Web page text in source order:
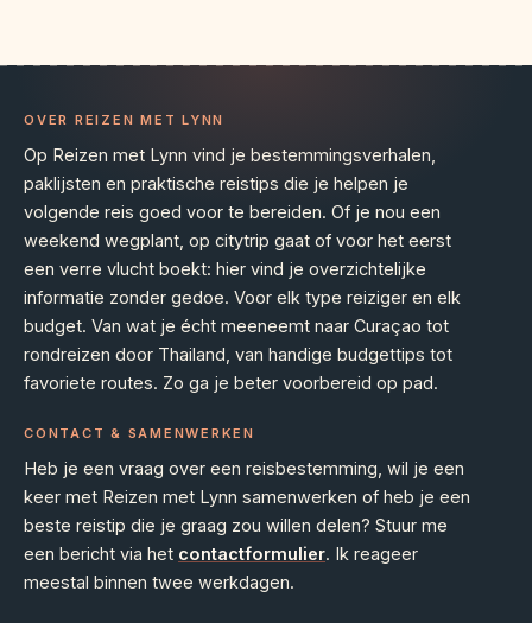
OVER REIZEN MET LYNN
Op Reizen met Lynn vind je bestemmingsverhalen,
paklijsten en praktische reistips die je helpen je
volgende reis goed voor te bereiden. Of je nou een
weekend wegplant, op citytrip gaat of voor het eerst
een verre vlucht boekt: hier vind je overzichtelijke
informatie zonder gedoe. Voor elk type reiziger en elk
budget. Van wat je écht meeneemt naar Curaçao tot
rondreizen door Thailand, van handige budgettips tot
favoriete routes. Zo ga je beter voorbereid op pad.
CONTACT & SAMENWERKEN
Heb je een vraag over een reisbestemming, wil je een
keer met Reizen met Lynn samenwerken of heb je een
beste reistip die je graag zou willen delen? Stuur me
een bericht via het contactformulier. Ik reageer
meestal binnen twee werkdagen.